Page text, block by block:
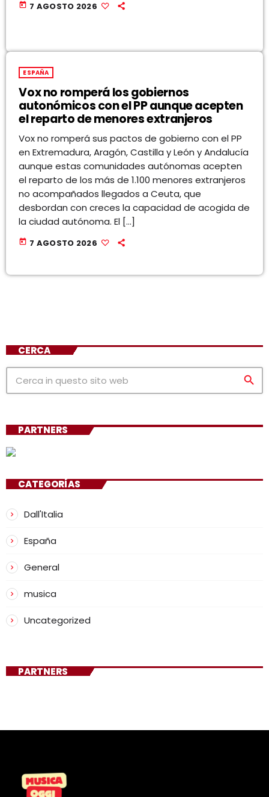
today 7 AGOSTO 2026
ESPAÑA
Vox no romperá los gobiernos
autonómicos con el PP aunque acepten
el reparto de menores extranjeros
Vox no romperá sus pactos de gobierno con el PP
en Extremadura, Aragón, Castilla y León y Andalucía
aunque estas comunidades autónomas acepten
el reparto de los más de 1.100 menores extranjeros
no acompañados llegados a Ceuta, que
desbordan con creces la capacidad de acogida de
la ciudad autónoma. El […]
today 7 AGOSTO 2026
CERCA
search
PARTNERS
CATEGORÍAS
Dall'Italia
España
General
musica
Uncategorized
PARTNERS